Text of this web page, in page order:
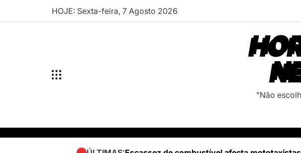
HOJE: Sexta-feira, 7 Agosto 2026
"Não